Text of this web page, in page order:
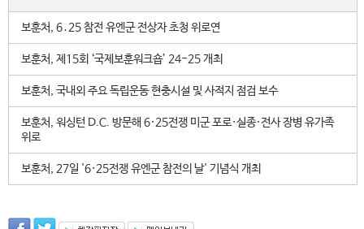
보훈처, 6․25 참전 유엔군 전상자 초청 위로연
보훈처, 제15회 ‘국제보훈워크숍’ 24-25 개최
보훈처, 국내외 주요 독립운동 현충시설 및 사적지 점검 보수
보훈처, 워싱턴 D.C. 방문해 6·25전쟁 미군 포로·실종·전사 장병 유가족
위로
보훈처, 27일 '6·25전쟁 유엔군 참전의 날' 기념식 개최